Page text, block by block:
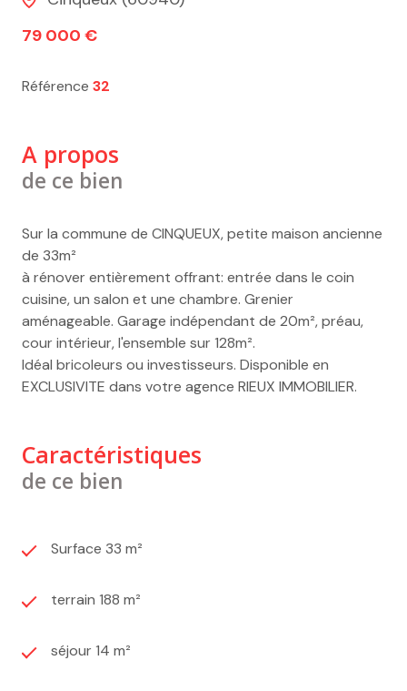
79 000 €
Référence 32
A propos
de ce bien
Sur la commune de CINQUEUX, petite maison ancienne
de 33m²
à rénover entièrement offrant: entrée dans le coin
cuisine, un salon et une chambre. Grenier
aménageable. Garage indépendant de 20m², préau,
cour intérieur, l'ensemble sur 128m².
Idéal bricoleurs ou investisseurs. Disponible en
EXCLUSIVITE dans votre agence RIEUX IMMOBILIER.
Caractéristiques
de ce bien
Surface 33 m²
terrain 188 m²
séjour 14 m²